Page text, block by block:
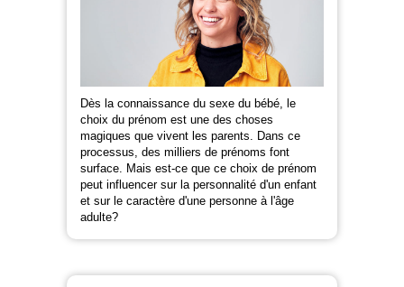
Dès la connaissance du sexe du bébé, le
choix du prénom est une des choses
magiques que vivent les parents. Dans ce
processus, des milliers de prénoms font
surface. Mais est-ce que ce choix de prénom
peut influencer sur la personnalité d'un enfant
et sur le caractère d'une personne à l'âge
adulte?